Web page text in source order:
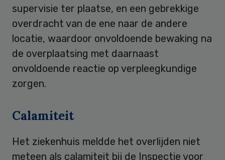
supervisie ter plaatse, en een gebrekkige
overdracht van de ene naar de andere
locatie, waardoor onvoldoende bewaking na
de overplaatsing met daarnaast
onvoldoende reactie op verpleegkundige
zorgen.
Calamiteit
Het ziekenhuis meldde het overlijden niet
meteen als calamiteit bij de Inspectie voor